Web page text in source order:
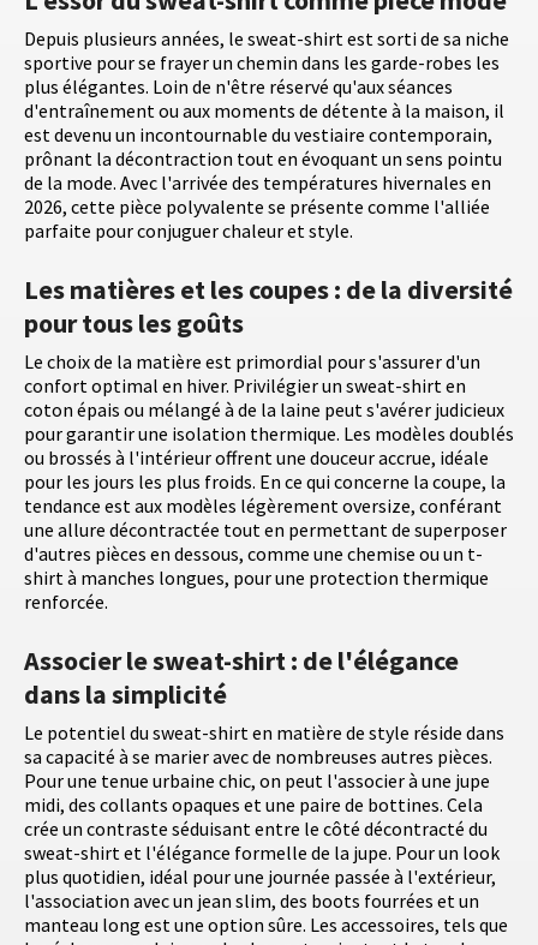
Depuis plusieurs années, le sweat-shirt est sorti de sa niche
sportive pour se frayer un chemin dans les garde-robes les
plus élégantes. Loin de n'être réservé qu'aux séances
d'entraînement ou aux moments de détente à la maison, il
est devenu un incontournable du vestiaire contemporain,
prônant la décontraction tout en évoquant un sens pointu
de la mode. Avec l'arrivée des températures hivernales en
2026, cette pièce polyvalente se présente comme l'alliée
parfaite pour conjuguer chaleur et style.
Les matières et les coupes : de la diversité
pour tous les goûts
Le choix de la matière est primordial pour s'assurer d'un
confort optimal en hiver. Privilégier un sweat-shirt en
coton épais ou mélangé à de la laine peut s'avérer judicieux
pour garantir une isolation thermique. Les modèles doublés
ou brossés à l'intérieur offrent une douceur accrue, idéale
pour les jours les plus froids. En ce qui concerne la coupe, la
tendance est aux modèles légèrement oversize, conférant
une allure décontractée tout en permettant de superposer
d'autres pièces en dessous, comme une chemise ou un t-
shirt à manches longues, pour une protection thermique
renforcée.
Associer le sweat-shirt : de l'élégance
dans la simplicité
Le potentiel du sweat-shirt en matière de style réside dans
sa capacité à se marier avec de nombreuses autres pièces.
Pour une tenue urbaine chic, on peut l'associer à une jupe
midi, des collants opaques et une paire de bottines. Cela
crée un contraste séduisant entre le côté décontracté du
sweat-shirt et l'élégance formelle de la jupe. Pour un look
plus quotidien, idéal pour une journée passée à l'extérieur,
l'association avec un jean slim, des boots fourrées et un
manteau long est une option sûre. Les accessoires, tels que